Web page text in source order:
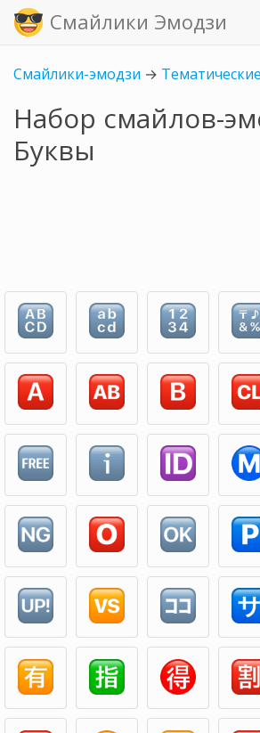
Смайлики Эмодзи
Смайлики-эмодзи →
Набор смайлов-
Буквы